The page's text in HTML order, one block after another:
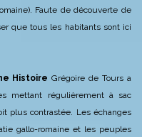
Faute de découverte de
que tous les habitants sont ici
Histoire Grégoire de Tours a
mettant régulièrement à sac
plus contrastée. Les échanges
gallo-romaine et les peuples